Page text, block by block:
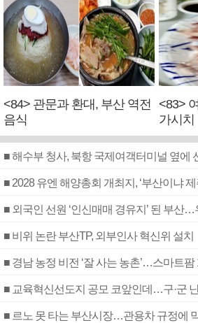
<84> 관문과 환대, 부산 역전
음식
<83>
가시치
■ 해수부 청사, 북항 국제여객터미널 옆에
■ 2028 유엔 해양총회 개최지, ‘부산이냐 제
■ 외국인 선원 ‘인신매매 경유지’ 된 부산
■ 비위 논란 부산TP, 외부인사 혁신위 설치
■ 경남 농정 비전 ‘잘 사는 농촌’…스마트
■ 교육혁신선도지 공모 코앞인데…구·군 난
■ 르노 못 타는 부산시장…관용차 규정에